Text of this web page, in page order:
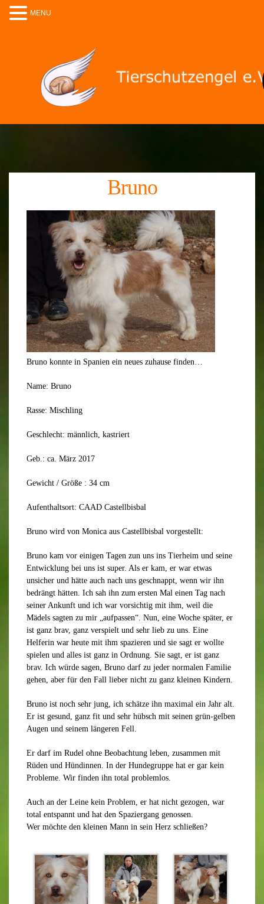
Bruno
Bruno konnte in Spanien ein neues zuhause finden…
Name: Bruno
Rasse: Mischling
Geschlecht: männlich, kastriert
Geb.: ca. März 2017
Gewicht / Größe : 34 cm
Aufenthaltsort: CAAD Castellbisbal
Bruno wird von Monica aus Castellbisbal vorgestellt:
Bruno kam vor einigen Tagen zun uns ins Tierheim und seine
Entwicklung bei uns ist super. Als er kam, er war etwas
unsicher und hätte auch nach uns geschnappt, wenn wir ihn
bedrängt hätten. Ich sah ihn zum ersten Mal einen Tag nach
seiner Ankunft und ich war vorsichtig mit ihm, weil die
Mädels sagten zu mir „aufpassen“. Nun, eine Woche später, er
ist ganz brav, ganz verspielt und sehr lieb zu uns. Eine
Helferin war heute mit ihm spazieren und sie sagt er wollte
spielen und alles ist ganz in Ordnung. Sie sagt, er ist ganz
brav. Ich würde sagen, Bruno darf zu jeder normalen Familie
gehen, aber für den Fall lieber nicht zu ganz kleinen Kindern.
Bruno ist noch sehr jung, ich schätze ihn maximal ein Jahr alt.
Er ist gesund, ganz fit und sehr hübsch mit seinen grün-gelben
Augen und seinem längeren Fell.
Er darf im Rudel ohne Beobachtung leben, zusammen mit
Rüden und Hündinnen. In der Hundegruppe hat er gar kein
Probleme. Wir finden ihn total problemlos.
Auch an der Leine kein Problem, er hat nicht gezogen, war
total entspannt und hat den Spaziergang genossen.
Wer möchte den kleinen Mann in sein Herz schließen?
MENU